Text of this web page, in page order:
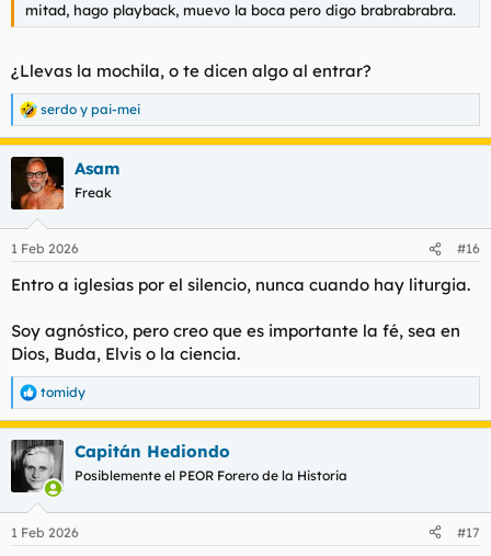
mitad, hago playback, muevo la boca pero digo brabrabrabra.
¿Llevas la mochila, o te dicen algo al entrar?
R
e
a
i
e
:
serdo y pai-mei
Asam
Freak
1 Feb 2026 #16
Entro a iglesias por el silencio, nunca cuando hay liturgia.
Soy agnóstico, pero creo que es importante la fé, sea en
Dios, Buda, Elvis o la ciencia.
R
e
a
c
c
e
tomidy
Capitán Hediondo
Posiblemente el PEOR Forero de la Historia
1 Feb 2026 #17